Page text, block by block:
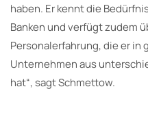
haben. Er kennt die
Banken und verfügt zudem
Personalerfahrung, die er in
Unternehmen aus
hat“, sagt Schmettow.